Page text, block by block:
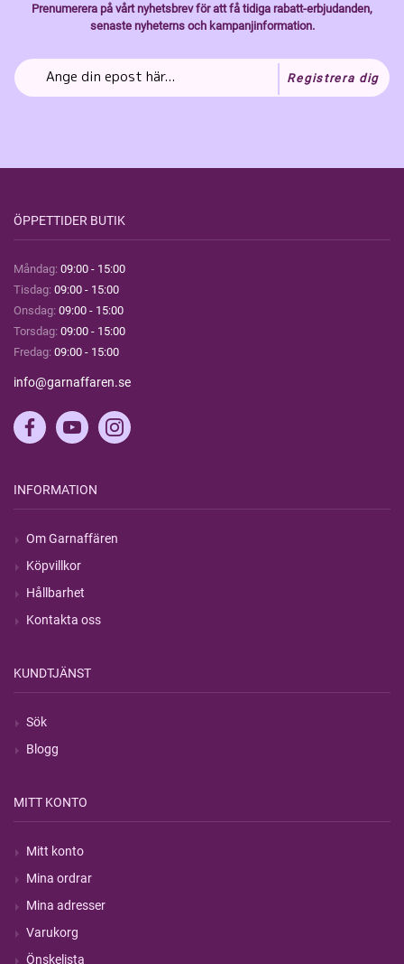
Prenumerera på vårt nyhetsbrev för att få tidiga rabatt-erbjudanden,
senaste nyheterns och kampanjinformation.
Registrera dig
ÖPPETTIDER BUTIK
Måndag: 09:00 - 15:00
Tisdag: 09:00 - 15:00
Onsdag: 09:00 - 15:00
Torsdag: 09:00 - 15:00
Fredag: 09:00 - 15:00
info@garnaffaren.se
INFORMATION
Om Garnaffären
Köpvillkor
Hållbarhet
Kontakta oss
KUNDTJÄNST
Sök
Blogg
MITT KONTO
Mitt konto
Mina ordrar
Mina adresser
Varukorg
Önskelista